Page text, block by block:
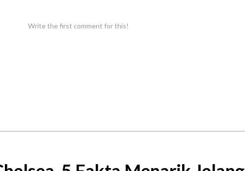
Write the first comment for this!